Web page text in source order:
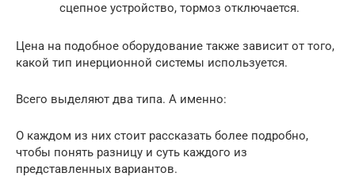
сцепное устройство, тормоз отключается.
Цена на подобное оборудование также зависит от того,
какой тип инерционной системы используется.
Всего выделяют два типа. А именно:
О каждом из них стоит рассказать более подробно,
чтобы понять разницу и суть каждого из
представленных вариантов.